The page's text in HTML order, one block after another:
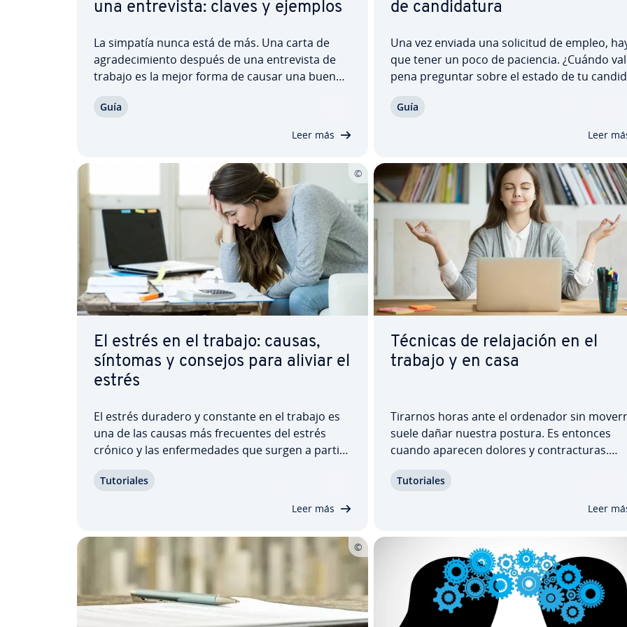
una en­tre­vi­s­ta: claves y ejemplos
La simpatía nunca está de más. Una carta de
agra­de­ci­mie­n­to después de una en­tre­vi­s­ta de
trabajo es la mejor forma de causar una buena
empresa. Un mensaje breve y amable en forma
Guía
Leer más
de ca­n­di­da­tu­ra
Una vez enviada una solicitud de empleo,
que tener un poco de paciencia. ¿Cuándo
pena preguntar sobre el estado de tu
límite para la pre­se­n­ta­ción de so­li­ci­tu­des,
Guía
Leer
El estrés en el trabajo: causas,
síntomas y consejos para aliviar el
estrés
El estrés duradero y constante en el trabajo es
una de las causas más fre­cue­n­tes del estrés
crónico y las en­fe­r­me­da­des que surgen a partir
ignoran hasta que el estrés ya cobra vida
Tu­to­ria­les
Leer más
Técnicas de re­la­ja­ción en el
trabajo y en casa
Tirarnos horas ante el ordenador sin
suele dañar nuestra postura. Es entonces
cuando aparecen dolores y co­n­tra­c­tu­ras.
la­ja­ción para co­n­tra­rre­s­tar­los, también en la
Tu­to­ria­les
Leer